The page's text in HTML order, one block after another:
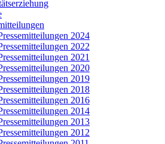
2024
2022
2021
2020
2019
2018
2016
2014
2013
2012